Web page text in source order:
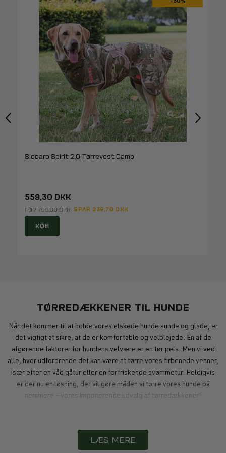
Siccaro Spirit 2.0 Tørrevest Camo
559,30 DKK
FØR 799,00 DKK SPAR 239,70 DKK
KØB
TØRREDÆKKENER TIL HUNDE
Når det kommer til at holde vores elskede hunde sunde og glade, er
det vigtigt at sikre, at de er komfortable og velplejede. En af de
afgørende faktorer for hundens velvære er en tør pels. Men vi ved
alle, hvor udfordrende det kan være at tørre vores firbenede venner,
især efter en våd gåtur eller en forfriskende svømmetur. Heldigvis
er der nu en løsning, der vil gøre måden vi tørre vores hunde på
nemmere - vores imponerende udvalg af tørredækkener!
DIN HUNDS PELS
LÆS MERE